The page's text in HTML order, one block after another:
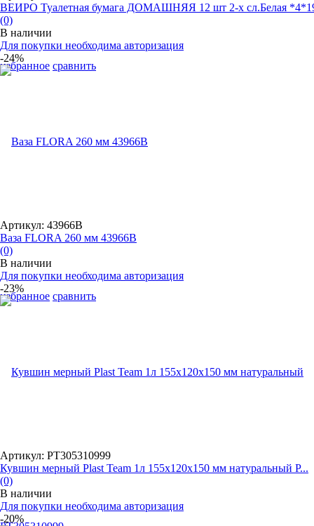
избранное сравнить
ВЕИРО Туалетная бумага ДОМАШНЯЯ 12 шт 2-х сл.Белая
(0)
В наличии
Для покупки необходима авторизация
-24%
избранное сравнить
Артикул: 43966B
Ваза FLORA 260 мм 43966B
(0)
В наличии
Для покупки необходима авторизация
-23%
Артикул: PT305310999
Кувшин мерный Plast Team 1л 155х120х150 мм натуральный P...
(0)
В наличии
Для покупки необходима авторизация
-20%